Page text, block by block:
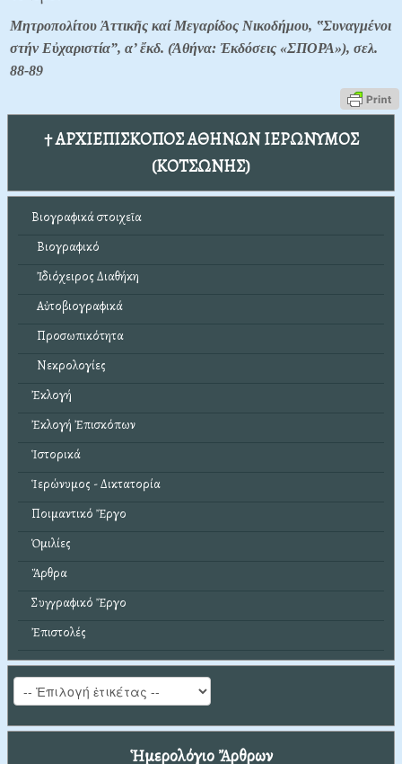
Μητροπολίτου Ἀττικῆς καί Μεγαρίδος Νικοδήμου, ‟Συναγμένοι
στήν Εὐχαριστία”, α’ ἔκδ. (Ἀθήνα: Ἐκδόσεις «ΣΠΟΡΑ»), σελ.
88-89
† ΑΡΧΙΕΠΙΣΚΟΠΟΣ ΑΘΗΝΩΝ ΙΕΡΩΝΥΜΟΣ
(ΚΟΤΣΩΝΗΣ)
Βιογραφικά στοιχεῖα
Βιογραφικό
Ἰδιόχειρος Διαθήκη
Αὐτοβιογραφικά
Προσωπικότητα
Νεκρολογίες
Ἐκλογή
Ἐκλογή Ἐπισκόπων
Ἱστορικά
Ἱερώνυμος - Δικτατορία
Ποιμαντικό Ἔργο
Ὁμιλίες
Ἄρθρα
Συγγραφικό Ἔργο
Ἐπιστολές
Ἡμερολόγιο Ἄρθρων